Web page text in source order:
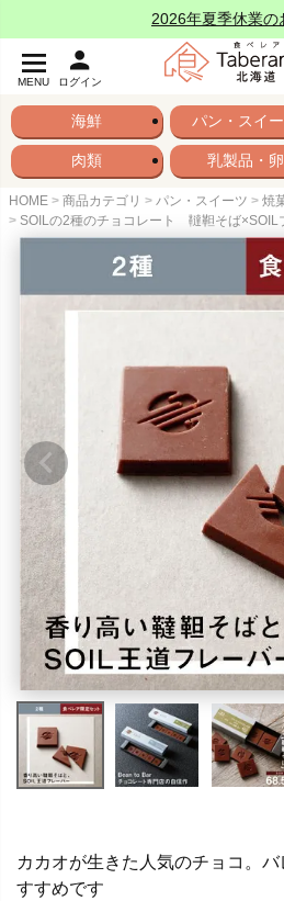
2026年夏季休業の
MENU ログイン
海鮮 パン・スイ
肉類 乳製品・卵
HOME 商品カテゴリ パン・スイーツ
焼
SOILの2種のチョコレート 韃靼そば×SOIL
カカオが生きた人気のチョコ。
すすめです